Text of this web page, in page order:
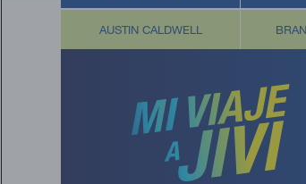
AUSTIN CALDWELL